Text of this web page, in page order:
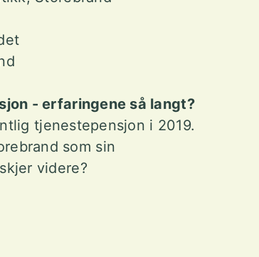
- erfaringene så langt?
tjenestepensjon i 2019.
som sin
videre?